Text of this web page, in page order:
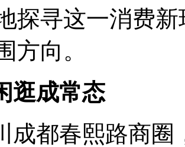
探寻这一消费
方向。
逛成常态
成都春熙路商圈